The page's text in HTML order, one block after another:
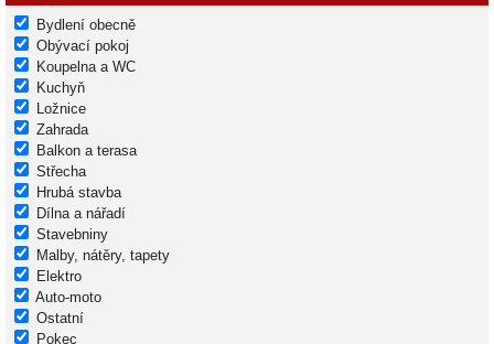
Bydlení obecně
Obývací pokoj
Koupelna a WC
Kuchyň
Ložnice
Zahrada
Balkon a terasa
Střecha
Hrubá stavba
Dílna a nářadí
Stavebniny
Malby, nátěry, tapety
Elektro
Auto-moto
Ostatní
Pokec